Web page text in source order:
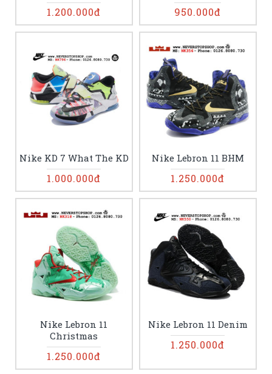
1.200.000đ 950.000đ
Nike KD 7 What The KD
1.000.000đ
Nike Lebron 11 BHM
1.250.000đ
Nike Lebron 11
Christmas
1.250.000đ
Nike Lebron 11 Denim
1.250.000đ